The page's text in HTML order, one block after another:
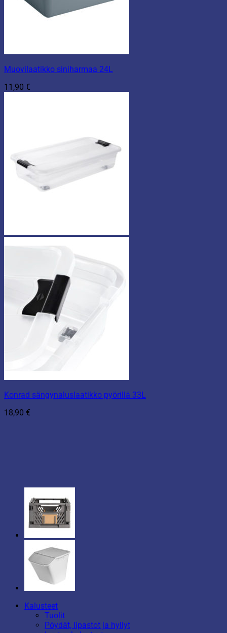
Muovilaatikko siniharmaa 24L
11,90 €
Konrad sängynaluslaatikko pyörillä 33L
18,90 €
Kalusteet
Tuolit
Pöydät, lipastot ja hyllyt